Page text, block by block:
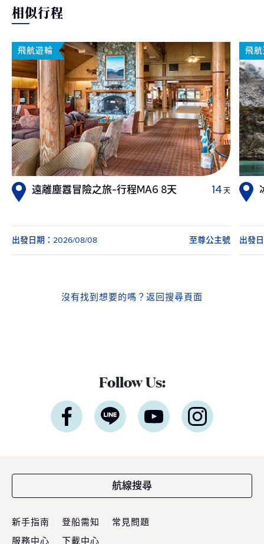
相似行程
飛航遊輪
遠離塵囂冒險之旅-行程MA6 8天 14 天
出發日期：2026/08/08 至尊公主號
飛
出發
沒有找到想要的嗎？ 返回搜尋頁面
Follow Us:
航線搜尋
新手指南 登船需知
常見問題
服務中心
下載中心